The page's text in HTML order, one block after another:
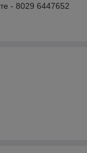
- 8029 6447652